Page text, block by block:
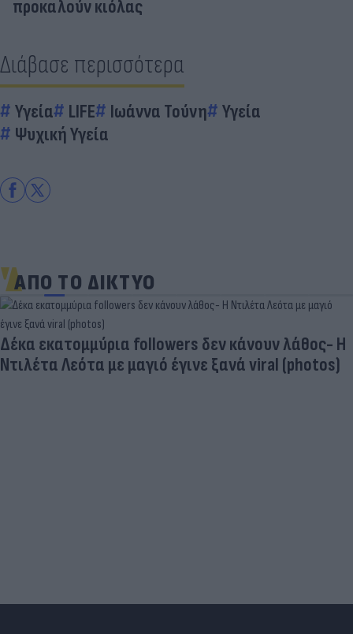
προκαλούν κιόλας
Διάβασε περισσότερα
Υγεία LIFE Ιωάννα Τούνη
Υγεία
Ψυχική Υγεία
ΑΠΟ ΤΟ ΔΙΚΤΥΟ
Δέκα εκατομμύρια followers δεν κάνουν λάθος- Η
Ντιλέτα Λεότα με μαγιό έγινε ξανά viral (photos)